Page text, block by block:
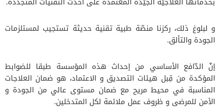
و لبلوغ ذلك، ركزنا منصّة طبية تقنية حديثة تستجيب لمستلزمات
الجودة والتألق.
إنّ الدّافع الأساسي من إحداث هذه المؤسسة طبقا للضوابط
المؤكدة من قِبل هيئات التصديق و الاعتماد، هو ضمان العلاجات
المناسبة في محيط مريح مع ضمان مستوى عالي من الجودة و
الأمن للمرضى و ظروف عمل ملائمة لكل المتدخلين.